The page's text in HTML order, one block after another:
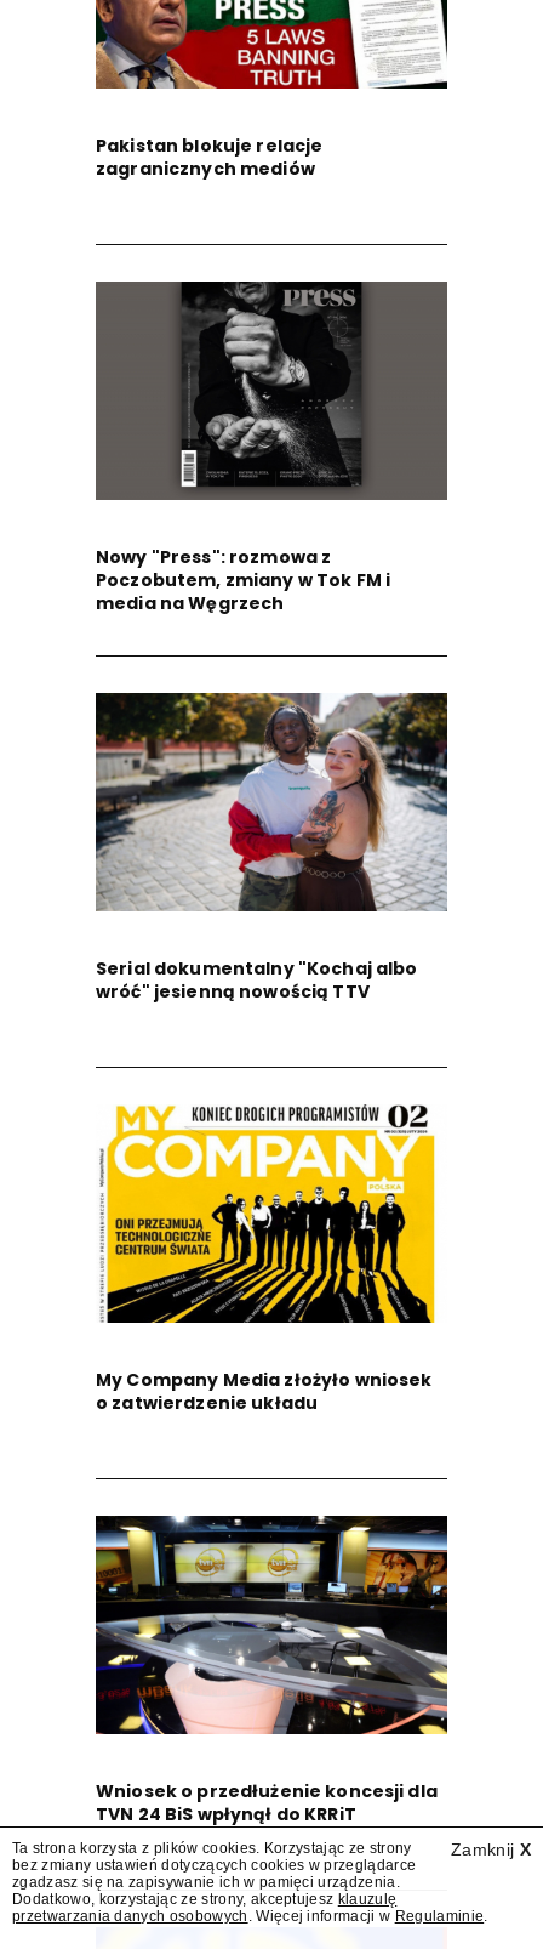
Pakistan blokuje relacje
zagranicznych mediów
Nowy "Press": rozmowa z
Poczobutem, zmiany w Tok FM i
media na Węgrzech
Serial dokumentalny "Kochaj albo
wróć" jesienną nowością TTV
My Company Media złożyło wniosek
o zatwierdzenie układu
Wniosek o przedłużenie koncesji dla
TVN 24 BiS wpłynął do KRRiT
Zamknij X
Ta strona korzysta z plików cookies. Korzystając ze strony
bez zmiany ustawień dotyczących cookies w przeglądarce
zgadzasz się na zapisywanie ich w pamięci urządzenia.
Dodatkowo, korzystając ze strony, akceptujesz klauzulę
przetwarzania danych osobowych . Więcej informacji w Regulaminie.